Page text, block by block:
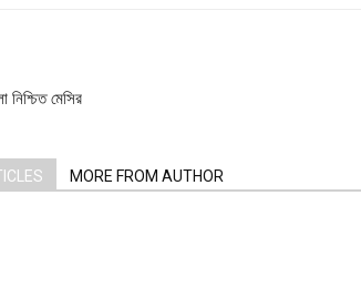
নিশ্চিত মেসির
MORE FROM AUTHOR